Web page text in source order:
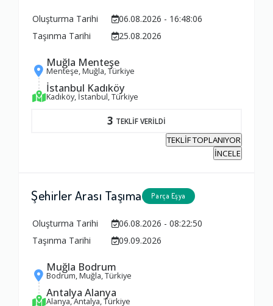
Oluşturma Tarihi
06.08.2026 - 16:48:06
Taşınma Tarihi
25.08.2026
Muğla Menteşe
Menteşe, Muğla, Türkiye
İstanbul Kadıköy
Kadıköy, İstanbul, Türkiye
3 TEKLİF VERİLDİ
TEKLİF TOPLANIYOR
İNCELE
Şehirler Arası Taşıma Parça Eşya
Oluşturma Tarihi
06.08.2026 - 08:22:50
Taşınma Tarihi
09.09.2026
Muğla Bodrum
Bodrum, Muğla, Türkiye
Antalya Alanya
Alanya, Antalya, Türkiye